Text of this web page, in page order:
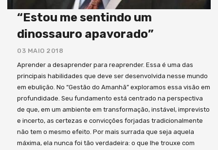
“Estou me sentindo um
dinossauro apavorado”
03 MAIO 2018
Aprender a desaprender para reaprender. Essa é uma das
principais habilidades que deve ser desenvolvida nesse mundo
em ebulição. No “Gestão do Amanhã” exploramos essa visão em
profundidade. Seu fundamento está centrado na perspectiva
de que, em um ambiente em transformação, instável, imprevisto
e incerto, as certezas e convicções forjadas tradicionalmente
não tem o mesmo efeito. Por mais surrada que seja aquela
máxima, ela nunca foi tão verdadeira: o que lhe trouxe com